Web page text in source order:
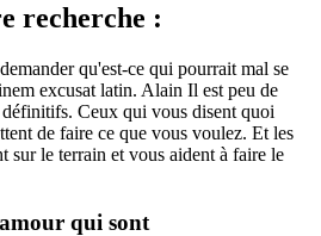
recherche :
qu'est-ce qui pourrait mal se
excusat latin. Alain Il est peu de
définitifs. Ceux qui vous disent quoi
de faire ce que vous voulez. Et les
sur le terrain et vous aident à faire le
qui sont